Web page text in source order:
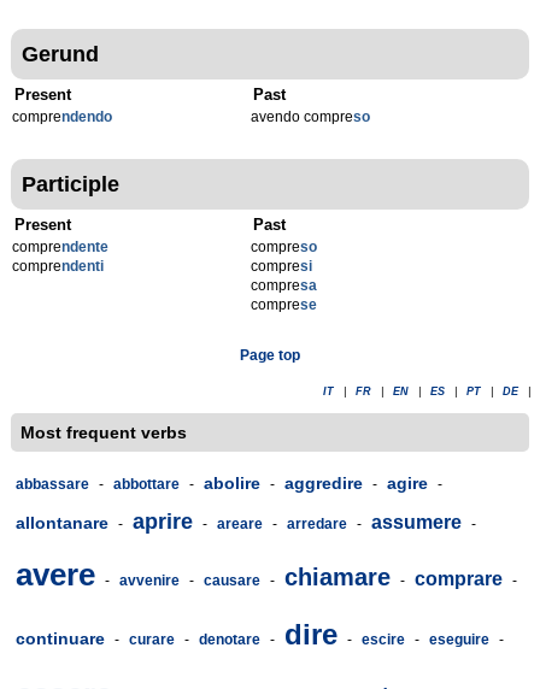
Gerund
Present
comprendendo
Past
avendo compreso
Participle
Present
comprendente
comprendenti
Past
compreso
compresi
compresa
comprese
Page top
IT FR EN ES PT DE
Most frequent verbs
abbassare - abbottare - abolire - aggredire - agire -
allontanare - aprire - areare - arredare - assumere -
avere - avvenire - causare - chiamare - comprare -
continuare - curare - denotare - dire - escire - eseguire -